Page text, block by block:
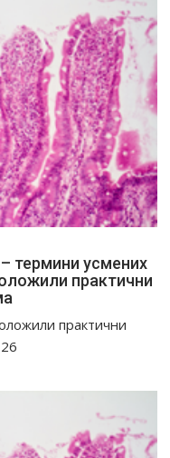
термини усмених
практични
практични